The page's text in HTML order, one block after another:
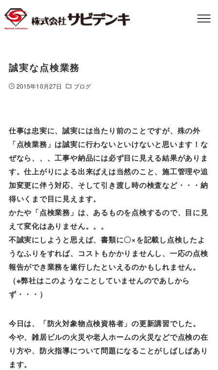
誠実な点検業務
2015年10月27日 ブログ
仕事は忠実に、誠実には当たり前のことですが、殊の外
「点検業務」は誠実に行わないといけないと思います！な
ぜなら、、、工事や納品には必ず目に見える結果がありま
す。仕上がりによる出来ばえは当然のこと、施工管理や追
加変更に伴う対応、そして引き渡し時の検査など・・・納
得いくまで目に見えます。
かたや「点検業務」は、あるものを点検するので、目に見
えて変化はありません。。。
不誠実にしようと思えば、書類に〇×を記載し点検したよ
うなふりをすれば、コストもかかりませんし、一応の点検
報告ができ業務を遂行したといえるのかもしれません。
（※弊社はこのようなことしていませんのであしから
ず・・・）
今日は、「防火対象物点検資格者」の更新講習でした。
今や、雑居ビルの火災や老人ホームの火災などで点検の在
り方や、防火指導について問題になることがしばしばあり
ます。